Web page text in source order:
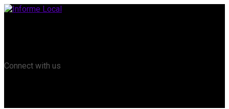
Connect with us